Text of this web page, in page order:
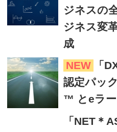
ジネスの
ジネス変
成
NEW
「
認定パッ
™ とeラー
「NET＊